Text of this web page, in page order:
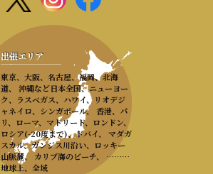
出張エリア
東京、大阪、名古屋、福岡、北海
道、 沖縄など日本全国、ニューヨー
ク、ラスベガス、ハワイ、リオデジ
ャネイロ、シンガポール、 香港、パ
リ、ローマ、マドリード、ロンドン、
ロシア(-20度まで)、ドバイ、 マダガ
スカル、ガンジス川沿い、ロッキー
山脈麓、 カリブ海のビーチ、 ………
地球上、全域